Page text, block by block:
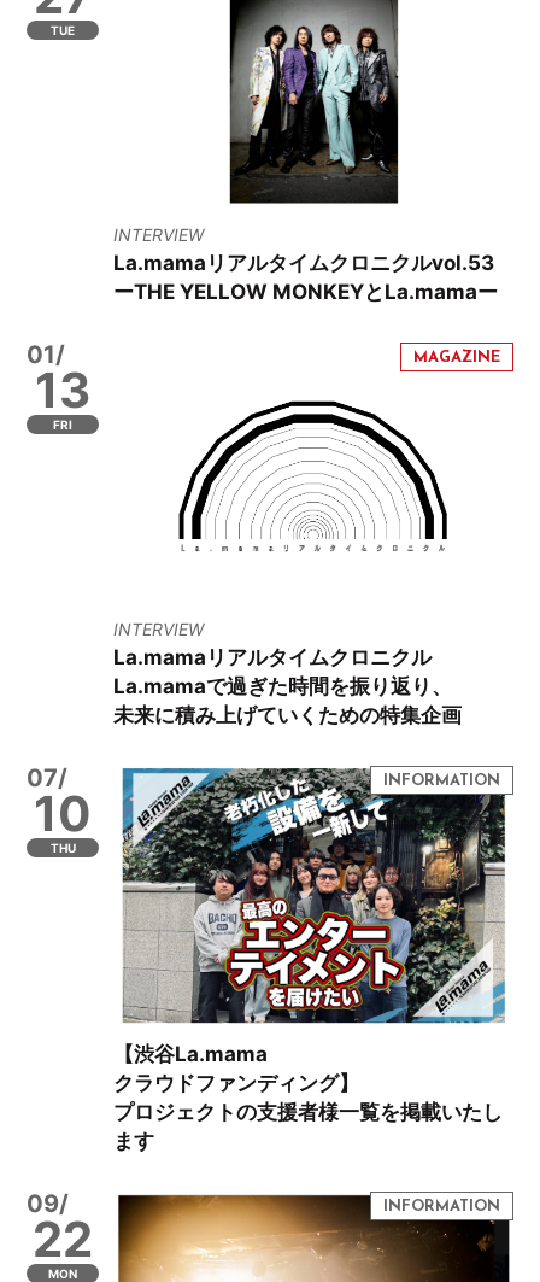
TUE
INTERVIEW
La.mamaリアルタイムクロニクルvol.53
ーTHE YELLOW MONKEYとLa.mamaー
01/
13
FRI
INTERVIEW
La.mamaリアルタイムクロニクル
La.mamaで過ぎた時間を振り返り、
未来に積み上げていくための特集企画
07/
10
THU
【渋谷La.mama
クラウドファンディング】
プロジェクトの支援者様一覧を掲載いたし
ます
09/
22
MON